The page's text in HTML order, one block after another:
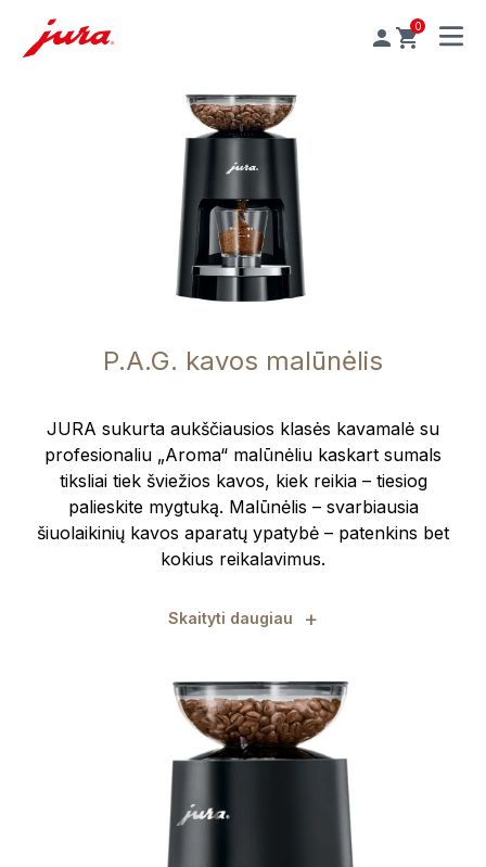
0
MENU
P.A.G. kavos malūnėlis
JURA sukurta aukščiausios klasės kavamalė su
profesionaliu „Aroma“ malūnėliu kaskart sumals
tiksliai tiek šviežios kavos, kiek reikia – tiesiog
palieskite mygtuką. Malūnėlis – svarbiausia
šiuolaikinių kavos aparatų ypatybė – patenkins bet
kokius reikalavimus.
Skaityti daugiau +